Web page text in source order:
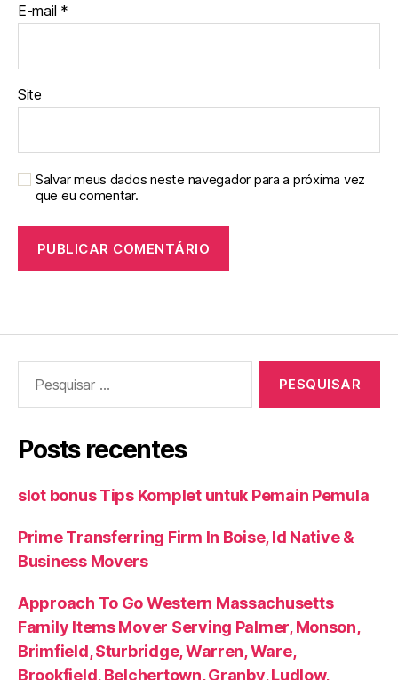
E-mail *
Site
Salvar meus dados neste navegador para a próxima vez
que eu comentar.
por:
Posts recentes
slot bonus Tips Komplet untuk Pemain Pemula
Prime Transferring Firm In Boise, Id Native &
Business Movers
Approach To Go Western Massachusetts
Family Items Mover Serving Palmer, Monson,
Brimfield, Sturbridge, Warren, Ware,
Brookfield, Belchertown, Granby, Ludlow,